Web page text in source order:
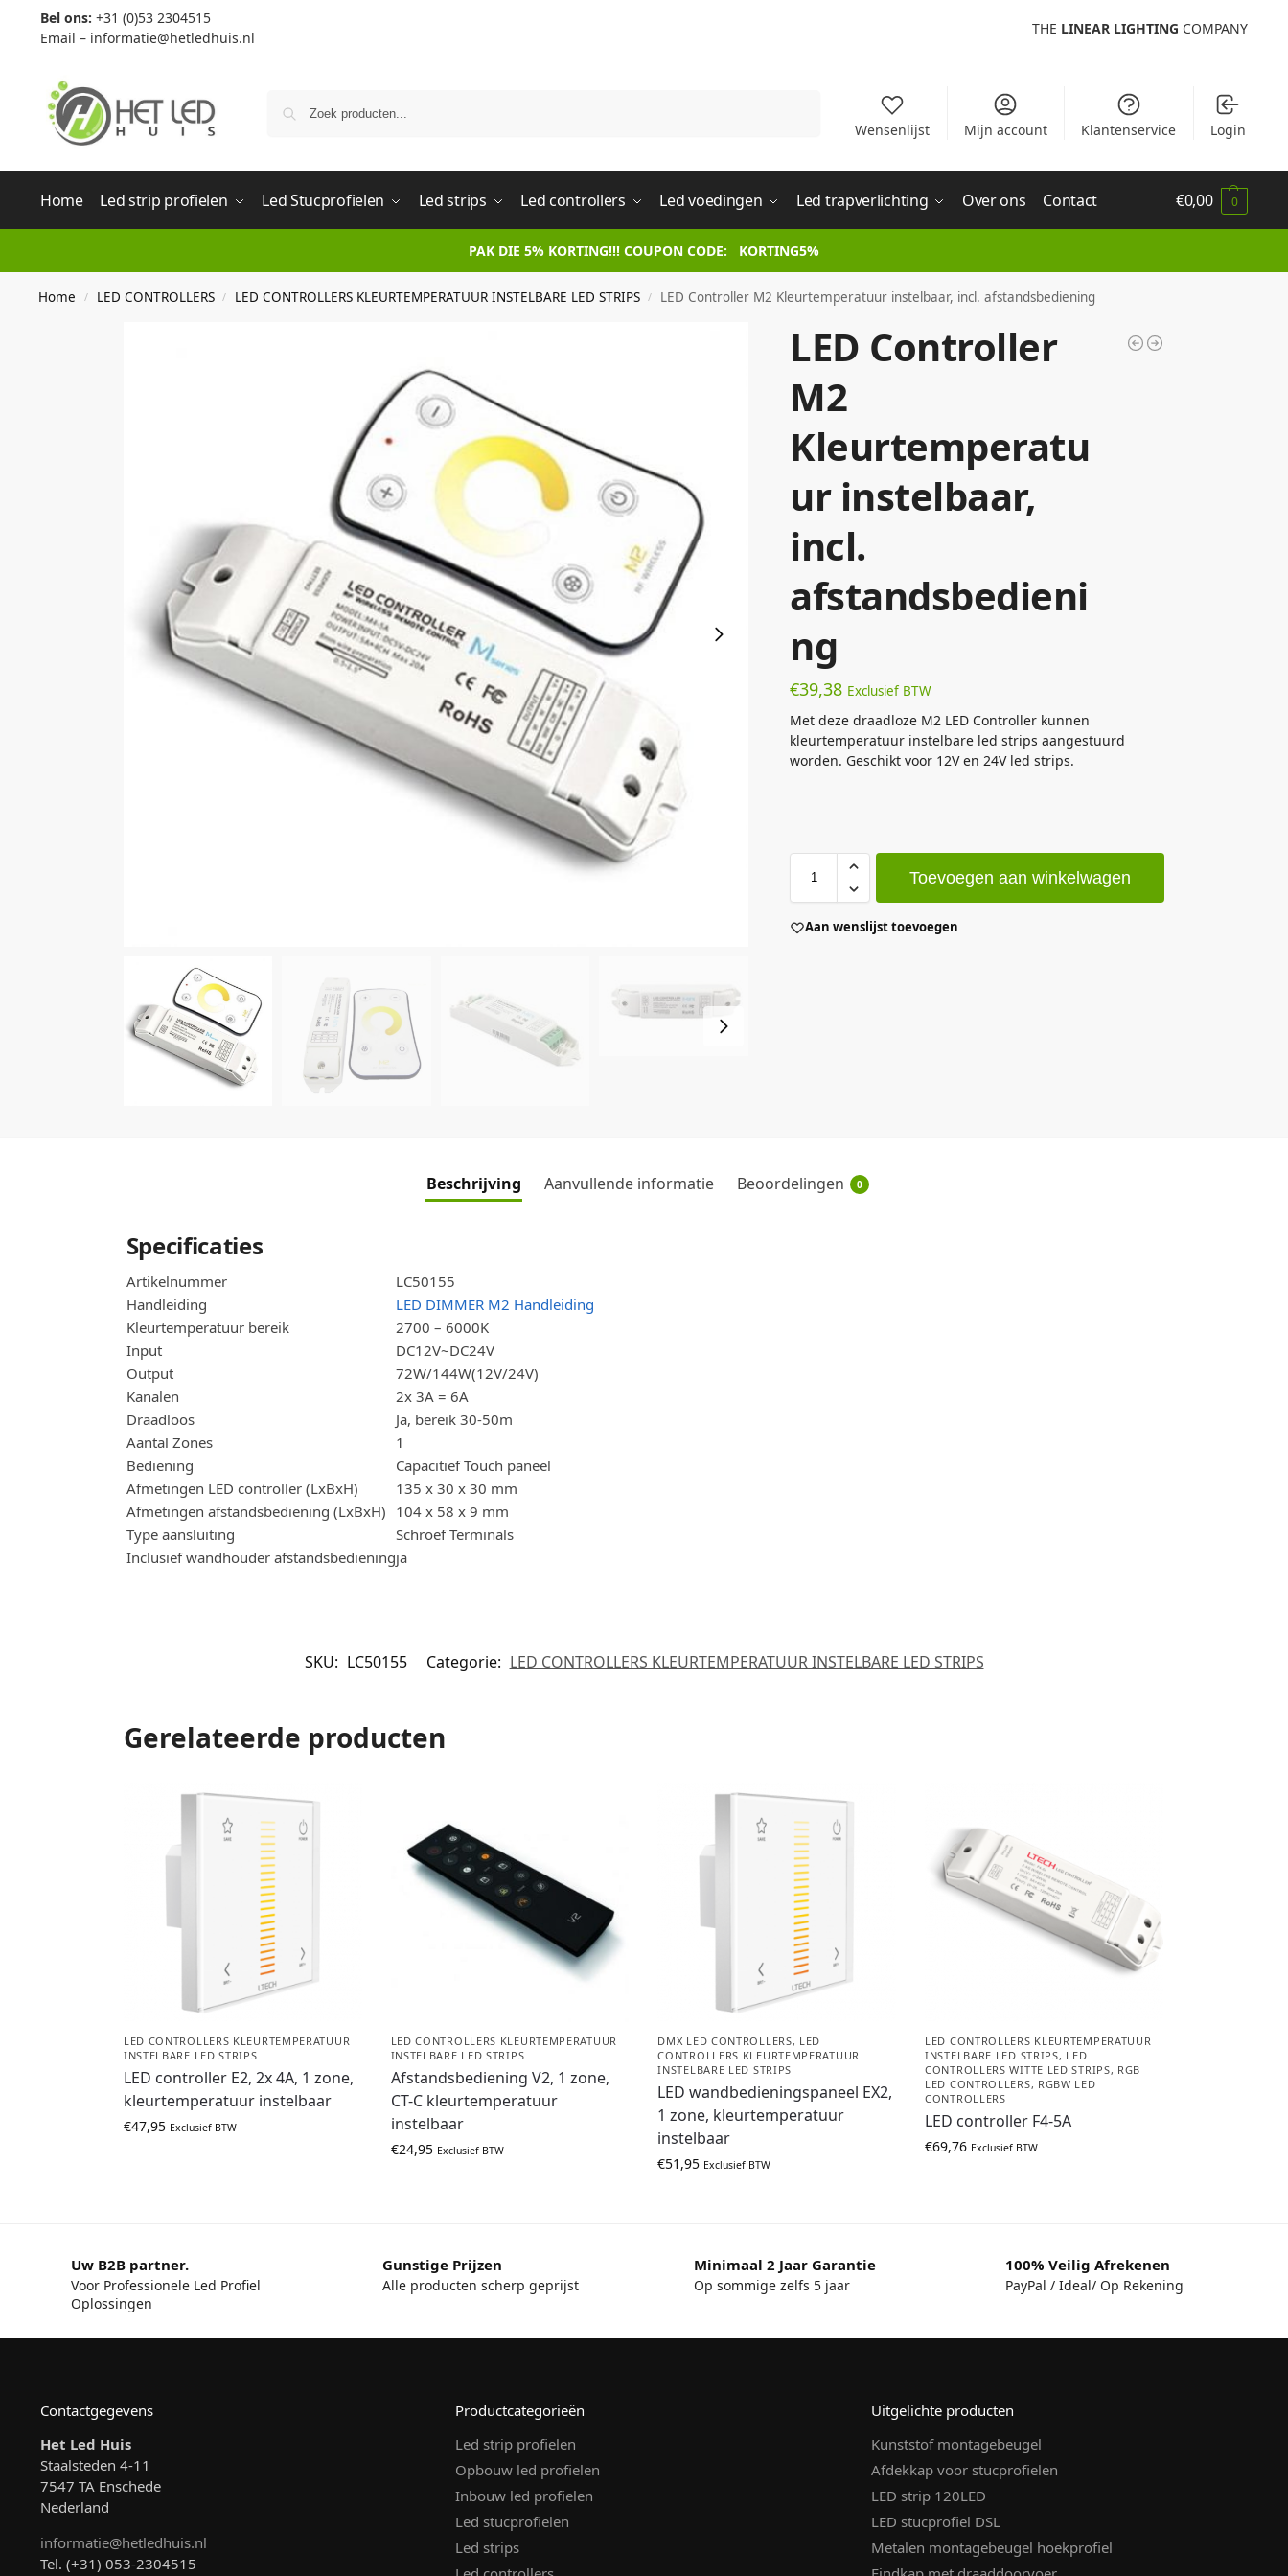
Bel ons: +31 (0)53 2304515
Email – informatie@hetledhuis.nl
THE LINEAR LIGHTING COMPANY
Wensenlijst Mijn account Klantenservice Login
Home Led strip profielen Led Stucprofielen Led strips Led controllers Led voedingen Led trapverlichting Over ons Contact €0,00 0
PAK DIE 5% KORTING!!! COUPON CODE: KORTING5%
Home / LED CONTROLLERS / LED CONTROLLERS KLEURTEMPERATUUR INSTELBARE LED STRIPS / LED Controller M2 Kleurtemperatuur instelbaar, incl. afstandsbediening
LED Controller
M2
Kleurtemperatu
ur instelbaar,
incl.
afstandsbedieni
ng
€39,38 Exclusief BTW
Met deze draadloze M2 LED Controller kunnen
kleurtemperatuur instelbare led strips aangestuurd
worden. Geschikt voor 12V en 24V led strips.
Toevoegen aan winkelwagen
Aan wenslijst toevoegen
Beschrijving Aanvullende informatie Beoordelingen 0
Specificaties
Artikelnummer
LC50155
Handleiding
LED DIMMER M2 Handleiding
Kleurtemperatuur bereik
2700 – 6000K
Input
DC12V~DC24V
Output
72W/144W(12V/24V)
Kanalen
2x 3A = 6A
Draadloos
Ja, bereik 30-50m
Aantal Zones
1
Bediening
Capacitief Touch paneel
Afmetingen LED controller (LxBxH)
135 x 30 x 30 mm
Afmetingen afstandsbediening (LxBxH) 104 x 58 x 9 mm
Type aansluiting
Schroef Terminals
Inclusief wandhouder afstandsbedieningja
SKU: LC50155 Categorie: LED CONTROLLERS KLEURTEMPERATUUR INSTELBARE LED STRIPS
Gerelateerde producten
LED CONTROLLERS KLEURTEMPERATUUR
INSTELBARE LED STRIPS
LED controller E2, 2x 4A, 1 zone,
kleurtemperatuur instelbaar
€47,95 Exclusief BTW
LED CONTROLLERS KLEURTEMPERATUUR
INSTELBARE LED STRIPS
Afstandsbediening V2, 1 zone,
CT-C kleurtemperatuur
instelbaar
€24,95 Exclusief BTW
DMX LED CONTROLLERS, LED
CONTROLLERS KLEURTEMPERATUUR
INSTELBARE LED STRIPS
LED wandbedieningspaneel EX2,
1 zone, kleurtemperatuur
instelbaar
€51,95 Exclusief BTW
LED CONTROLLERS KLEURTEMPERATUUR
INSTELBARE LED STRIPS, LED
CONTROLLERS WITTE LED STRIPS, RGB
LED CONTROLLERS, RGBW LED
CONTROLLERS
LED controller F4-5A
€69,76 Exclusief BTW
Uw B2B partner.
Voor Professionele Led Profiel
Oplossingen
Gunstige Prijzen
Alle producten scherp geprijst
Minimaal 2 Jaar Garantie
Op sommige zelfs 5 jaar
100% Veilig Afrekenen
PayPal / Ideal/ Op Rekening
Contactgegevens
Het Led Huis
Staalsteden 4-11
7547 TA Enschede
Nederland
informatie@hetledhuis.nl
Tel. (+31) 053-2304515
Productcategorieën
Led strip profielen
Opbouw led profielen
Inbouw led profielen
Led stucprofielen
Led strips
Uitgelichte producten
Kunststof montagebeugel
Afdekkap voor stucprofielen
LED strip 120LED
LED stucprofiel DSL
Metalen montagebeugel hoekprofiel